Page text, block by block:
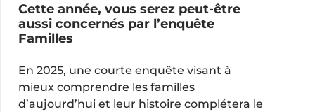
Cette année, vous serez peut-être
aussi concernés par l’enquête
Familles
En 2025, une courte enquête visant à
mieux comprendre les familles
d’aujourd’hui et leur histoire complétera le